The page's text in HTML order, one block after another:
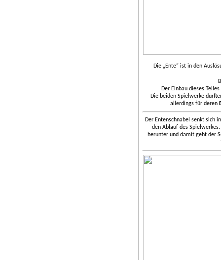
Die „Ente“ ist in den
Der Einbau dieses
Die beiden Spielwerke
allerdings für deren
Der Entenschnabel senkt sich
den Ablauf des
herunter und damit geht der